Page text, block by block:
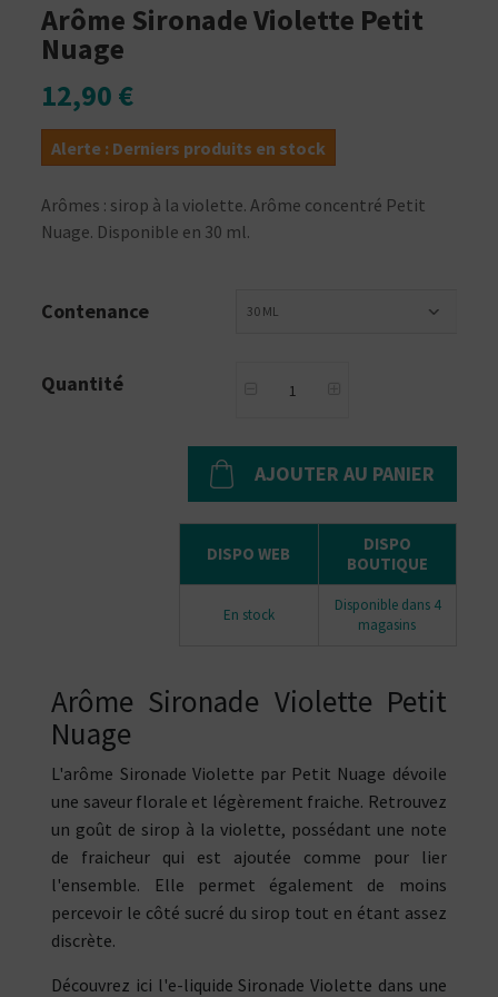
Arôme Sironade Violette Petit
Nuage
12,90 €
Alerte : Derniers produits en stock
Arômes : sirop à la violette. Arôme concentré Petit
Nuage. Disponible en 30 ml.
Contenance 30 ML
Quantité
AJOUTER AU PANIER
DISPO WEB
DISPO
BOUTIQUE
En stock
Disponible dans 4
magasins
Arôme Sironade Violette Petit
Nuage
L'arôme Sironade Violette par Petit Nuage dévoile
une saveur florale et légèrement fraiche. Retrouvez
un goût de sirop à la violette, possédant une note
de fraicheur qui est ajoutée comme pour lier
l'ensemble. Elle permet également de moins
percevoir le côté sucré du sirop tout en étant assez
discrète.
Découvrez ici l'e-liquide Sironade Violette dans une